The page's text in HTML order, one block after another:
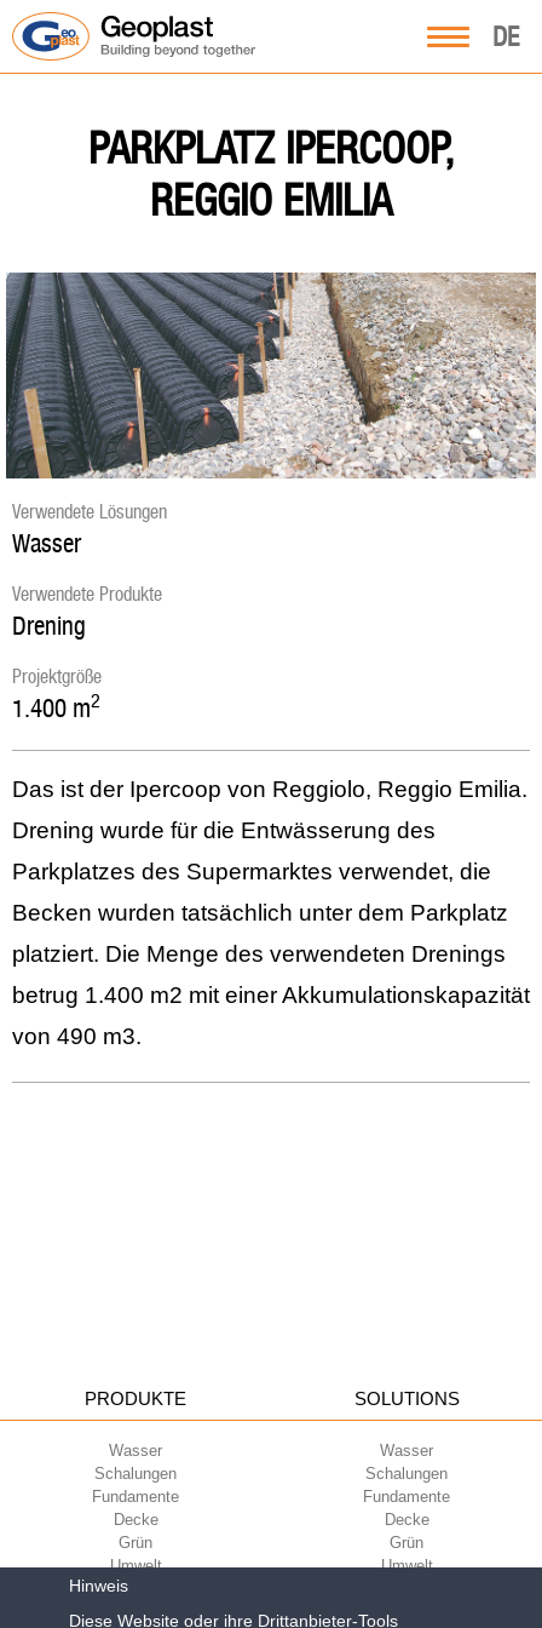
DE
PARKPLATZ IPERCOOP,
REGGIO EMILIA
Verwendete Lösungen
Wasser
Verwendete Produkte
Drening
Projektgröße
1.400 m2
Das ist der Ipercoop von Reggiolo, Reggio Emilia.
Drening wurde für die Entwässerung des
Parkplatzes des Supermarktes verwendet, die
Becken wurden tatsächlich unter dem Parkplatz
platziert. Die Menge des verwendeten Drenings
betrug 1.400 m2 mit einer Akkumulationskapazität
von 490 m3.
PRODUKTE
Wasser
Schalungen
Fundamente
Decke
Grün
Umwelt
Sport
SOLUTIONS
Wasser
Schalungen
Fundamente
Decke
Grün
Umwelt
UNTERNEHMEN ECOKOMPATIBILITÄT
Hinweis
Diese Website oder ihre Drittanbieter-Tools